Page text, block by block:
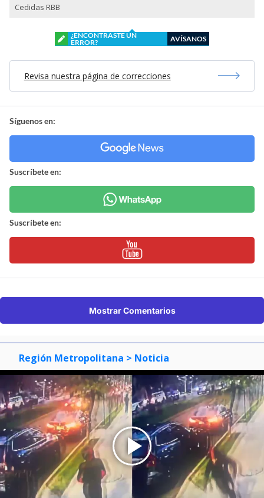
Cedidas RBB
¿ENCONTRASTE UN
ERROR?
AVÍSANOS
Revisa nuestra página de correcciones
Síguenos en:
Suscríbete en:
Suscríbete en:
Mostrar Comentarios
Región Metropolitana > Noticia